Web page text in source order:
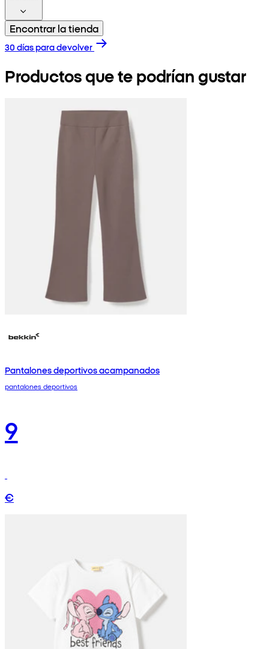
Encontrar la tienda
30 días para devolver
Productos que te podrían gustar
Pantalones deportivos acampanados
pantalones deportivos
9
€